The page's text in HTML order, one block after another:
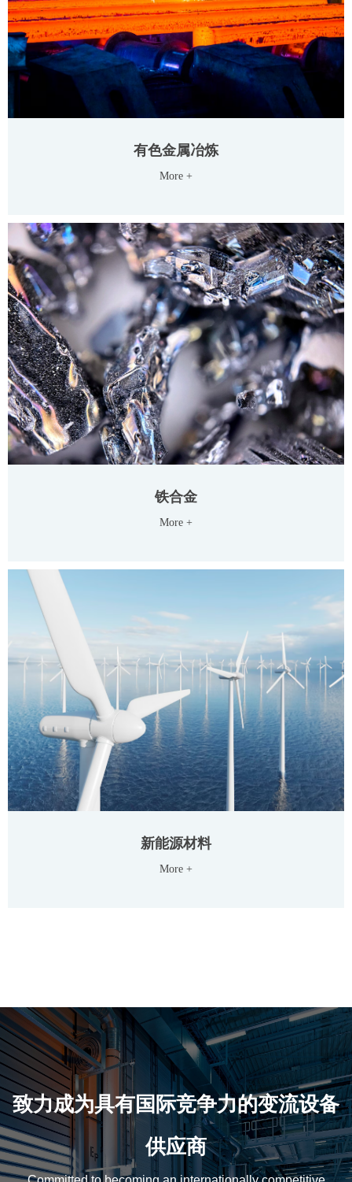
有色金属冶炼
More +
铁合金
More +
新能源材料
More +
致力成为具有国际竞争力的变流设备
供应商